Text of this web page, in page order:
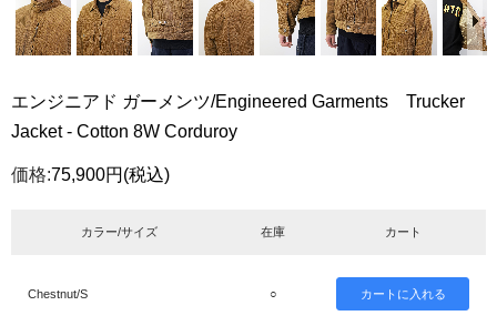
エンジニアド ガーメンツ/Engineered Garments Trucker
Jacket - Cotton 8W Corduroy
価格:75,900円 (税込)
カラー/サイズ 在庫 カート
Chestnut/S ○